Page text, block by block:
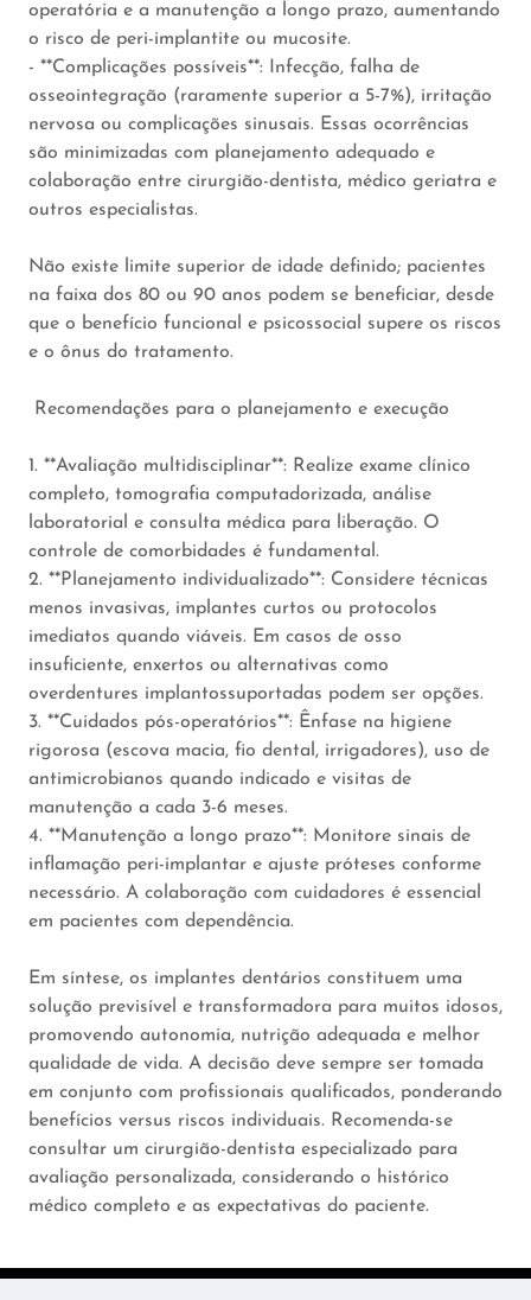
operatória e a manutenção a longo prazo, aumentando
o risco de peri-implantite ou mucosite.
- **Complicações possíveis**: Infecção, falha de
osseointegração (raramente superior a 5-7%), irritação
nervosa ou complicações sinusais. Essas ocorrências
são minimizadas com planejamento adequado e
colaboração entre cirurgião-dentista, médico geriatra e
outros especialistas.
Não existe limite superior de idade definido; pacientes
na faixa dos 80 ou 90 anos podem se beneficiar, desde
que o benefício funcional e psicossocial supere os riscos
e o ônus do tratamento.
Recomendações para o planejamento e execução
1. **Avaliação multidisciplinar**: Realize exame clínico
completo, tomografia computadorizada, análise
laboratorial e consulta médica para liberação. O
controle de comorbidades é fundamental.
2. **Planejamento individualizado**: Considere técnicas
menos invasivas, implantes curtos ou protocolos
imediatos quando viáveis. Em casos de osso
insuficiente, enxertos ou alternativas como
overdentures implantossuportadas podem ser opções.
3. **Cuidados pós-operatórios**: Ênfase na higiene
rigorosa (escova macia, fio dental, irrigadores), uso de
antimicrobianos quando indicado e visitas de
manutenção a cada 3-6 meses.
4. **Manutenção a longo prazo**: Monitore sinais de
inflamação peri-implantar e ajuste próteses conforme
necessário. A colaboração com cuidadores é essencial
em pacientes com dependência.
Em síntese, os implantes dentários constituem uma
solução previsível e transformadora para muitos idosos,
promovendo autonomia, nutrição adequada e melhor
qualidade de vida. A decisão deve sempre ser tomada
em conjunto com profissionais qualificados, ponderando
benefícios versus riscos individuais. Recomenda-se
consultar um cirurgião-dentista especializado para
avaliação personalizada, considerando o histórico
médico completo e as expectativas do paciente.